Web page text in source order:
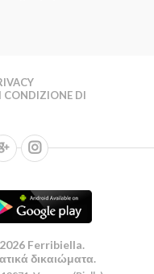
CONDIZIONE DI
Ferribiella.
δικαιώματα.